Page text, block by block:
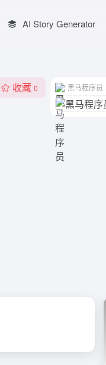
AI Story Generator
收藏 0 黑马程序员